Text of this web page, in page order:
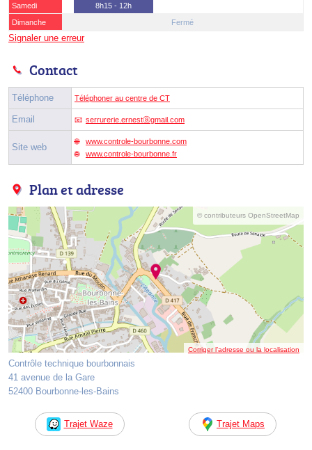
Samedi
8h15 - 12h
Dimanche
Fermé
Signaler une erreur
Contact
Téléphone Téléphoner au centre de CT
Email serrurerie.ernestⓐgmail.com
Site web
www.controle-bourbonne.com
www.controle-bourbonne.fr
Plan et adresse
© contributeurs OpenStreetMap
Corriger l’adresse ou la localisation
Contrôle technique bourbonnais
41 avenue de la Gare
52400 Bourbonne-les-Bains
Trajet Waze Trajet Maps